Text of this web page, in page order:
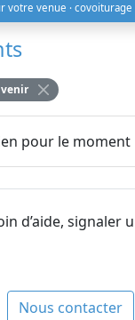
votre venue ·
pour le moment
d’aide, signaler
Nous contacter